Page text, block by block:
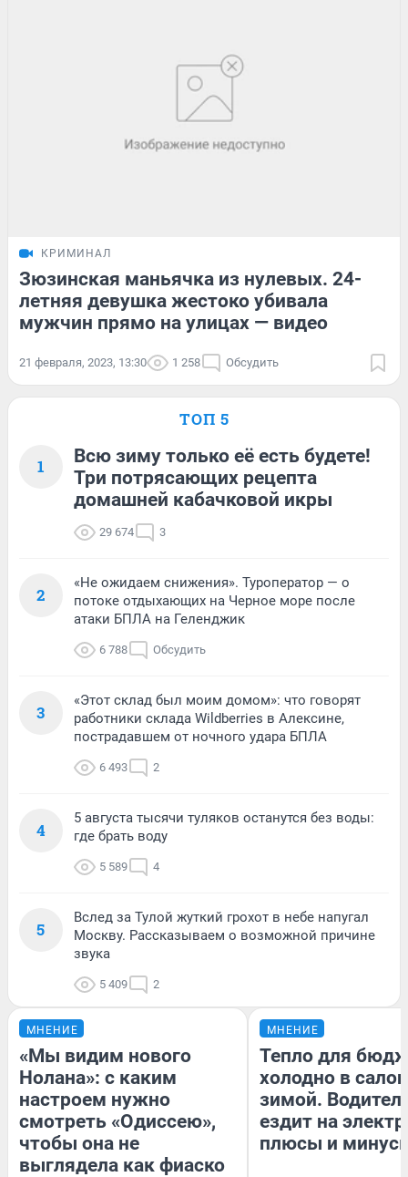
КРИМИНАЛ
Зюзинская маньячка из нулевых. 24-
летняя девушка жестоко убивала
мужчин прямо на улицах — видео
21 февраля, 2023, 13:30 1 258 Обсудить
ТОП 5
1
Всю зиму только её есть будете!
Три потрясающих рецепта
домашней кабачковой икры
29 674 3
2
«Не ожидаем снижения». Туроператор — о
потоке отдыхающих на Черное море после
атаки БПЛА на Геленджик
6 788 Обсудить
3
«Этот склад был моим домом»: что говорят
работники склада Wildberries в Алексине,
пострадавшем от ночного удара БПЛА
6 493 2
4
5 августа тысячи туляков останутся без воды:
где брать воду
5 589 4
5
Вслед за Тулой жуткий грохот в небе напугал
Москву. Рассказываем о возможной причине
звука
5 409 2
МНЕНИЕ
«Мы видим нового
Нолана»: с каким
настроем нужно
смотреть «Одиссею»,
чтобы она не
выглядела как фиаско
МНЕНИЕ
Тепло для
холодно в
зимой.
ездит на
плюсы и